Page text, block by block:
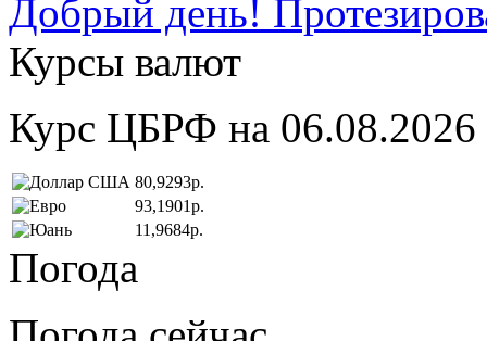
Добрый день!
Курсы валют
Курс ЦБРФ на 06.08.2026
80,9293р.
93,1901р.
11,9684р.
Погода